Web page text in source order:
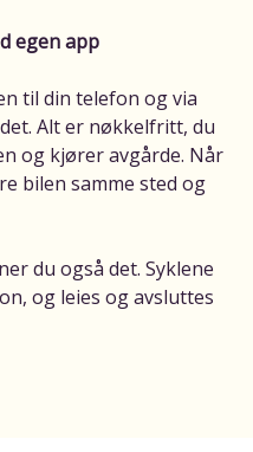
egen app
til din telefon og via
Alt er nøkkelfritt, du
og kjører avgårde. Når
bilen samme sted og
du også det. Syklene
og leies og avsluttes